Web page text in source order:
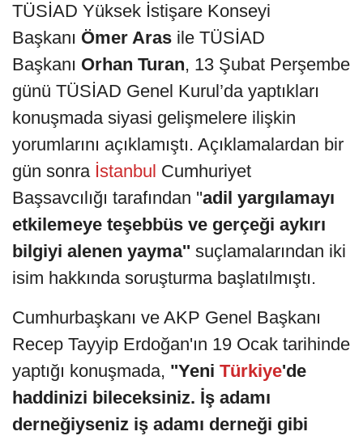
TÜSİAD Yüksek İstişare Konseyi
Başkanı Ömer Aras ile TÜSİAD
Başkanı Orhan Turan, 13 Şubat Perşembe
günü TÜSİAD Genel Kurul’da yaptıkları
konuşmada siyasi gelişmelere ilişkin
yorumlarını açıklamıştı. Açıklamalardan bir
gün sonraİstanbul Cumhuriyet
Başsavcılığı tarafından ''adil yargılamayı
etkilemeye teşebbüs ve gerçeği aykırı
bilgiyi alenen yayma'' suçlamalarından iki
isim hakkında soruşturma başlatılmıştı.
Cumhurbaşkanı ve AKP Genel Başkanı
Recep Tayyip Erdoğan'ın 19 Ocak tarihinde
yaptığı konuşmada, "Yeni Türkiye'de
haddinizi bileceksiniz. İş adamı
derneğiyseniz iş adamı derneği gibi